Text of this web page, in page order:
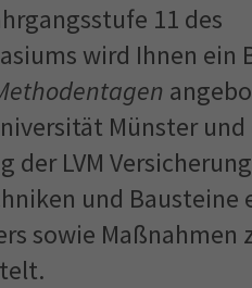
11 des
wird Ihnen ein
Münster und
der LVM Versicherung
und Bausteine
sowie Maßnahmen